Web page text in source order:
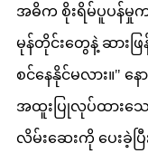
အဓိက စိုးရိမ်ပူပန်
မုန်တိုင်းတွေနဲ့ ဆားဖြ
စင်နေနိုင်မလား။"
အထူးပြုလုပ်ထား
လိမ်းဆေးကို ပေးခဲ့